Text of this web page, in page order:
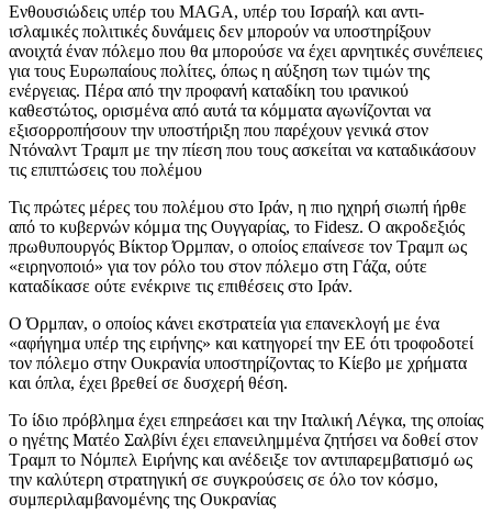
Ενθουσιώδεις υπέρ του MAGA, υπέρ του Ισραήλ και αντι-
ισλαμικές πολιτικές δυνάμεις δεν μπορούν να υποστηρίξουν
ανοιχτά έναν πόλεμο που θα μπορούσε να έχει αρνητικές συνέπειες
για τους Ευρωπαίους πολίτες, όπως η αύξηση των τιμών της
ενέργειας. Πέρα από την προφανή καταδίκη του ιρανικού
καθεστώτος, ορισμένα από αυτά τα κόμματα αγωνίζονται να
εξισορροπήσουν την υποστήριξη που παρέχουν γενικά στον
Ντόναλντ Τραμπ με την πίεση που τους ασκείται να καταδικάσουν
τις επιπτώσεις του πολέμου
Τις πρώτες μέρες του πολέμου στο Ιράν, η πιο ηχηρή σιωπή ήρθε
από το κυβερνών κόμμα της Ουγγαρίας, το Fidesz. Ο ακροδεξιός
πρωθυπουργός Βίκτορ Όρμπαν, ο οποίος επαίνεσε τον Τραμπ ως
«ειρηνοποιό» για τον ρόλο του στον πόλεμο στη Γάζα, ούτε
καταδίκασε ούτε ενέκρινε τις επιθέσεις στο Ιράν.
Ο Όρμπαν, ο οποίος κάνει εκστρατεία για επανεκλογή με ένα
«αφήγημα υπέρ της ειρήνης» και κατηγορεί την ΕΕ ότι τροφοδοτεί
τον πόλεμο στην Ουκρανία υποστηρίζοντας το Κίεβο με χρήματα
και όπλα, έχει βρεθεί σε δυσχερή θέση.
Το ίδιο πρόβλημα έχει επηρεάσει και την Ιταλική Λέγκα, της οποίας
ο ηγέτης Ματέο Σαλβίνι έχει επανειλημμένα ζητήσει να δοθεί στον
Τραμπ το Νόμπελ Ειρήνης και ανέδειξε τον αντιπαρεμβατισμό ως
την καλύτερη στρατηγική σε συγκρούσεις σε όλο τον κόσμο,
συμπεριλαμβανομένης της Ουκρανίας